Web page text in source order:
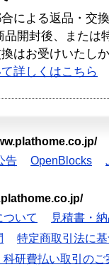
による返品・交
品開封後、または
はお受けいたし
詳しくはこちら
告 OpenBlocks
いて
見積書・
特定商取引法に
科研費払い取引のご